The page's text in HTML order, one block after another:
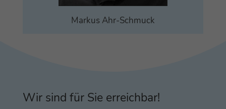
Mar­kus Ahr-Schmuck
Wir sind für Sie erreichbar!